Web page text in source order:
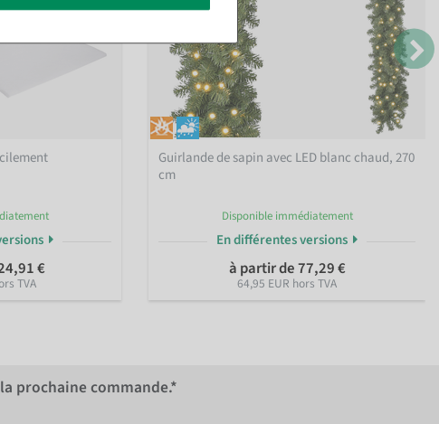
€
TVA
Guirlande de sapin avec LED blanc chaud, 270
cm
Disponible immédiatement
En différentes versions
à partir de 77,29 €
64,95 EUR hors TVA
prochaine commande.*